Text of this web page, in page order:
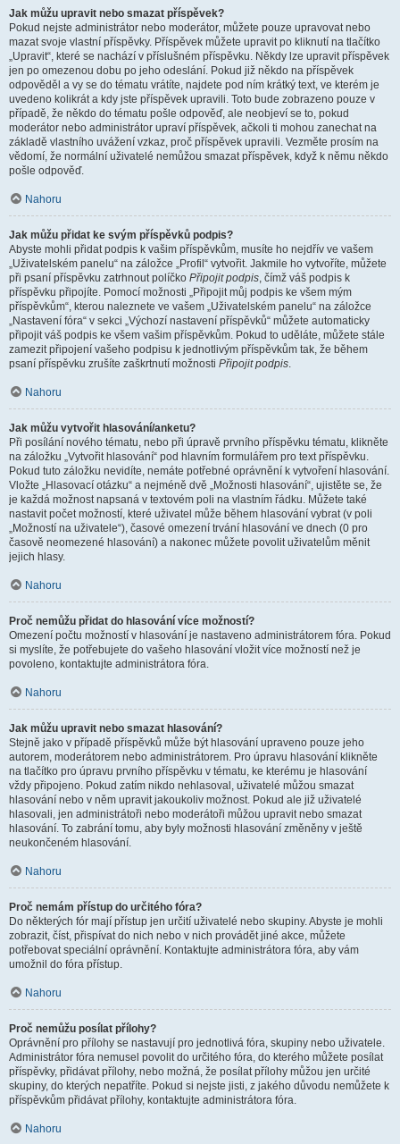
Jak můžu upravit nebo smazat příspěvek?
Pokud nejste administrátor nebo moderátor, můžete pouze upravovat nebo
mazat svoje vlastní příspěvky. Příspěvek můžete upravit po kliknutí na tlačítko
„Upravit“, které se nachází v příslušném příspěvku. Někdy lze upravit příspěvek
jen po omezenou dobu po jeho odeslání. Pokud již někdo na příspěvek
odpověděl a vy se do tématu vrátíte, najdete pod ním krátký text, ve kterém je
uvedeno kolikrát a kdy jste příspěvek upravili. Toto bude zobrazeno pouze v
případě, že někdo do tématu pošle odpověď, ale neobjeví se to, pokud
moderátor nebo administrátor upraví příspěvek, ačkoli ti mohou zanechat na
základě vlastního uvážení vzkaz, proč příspěvek upravili. Vezměte prosím na
vědomí, že normální uživatelé nemůžou smazat příspěvek, když k němu někdo
pošle odpověď.
Nahoru
Jak můžu přidat ke svým příspěvků podpis?
Abyste mohli přidat podpis k vašim příspěvkům, musíte ho nejdřív ve vašem
„Uživatelském panelu“ na záložce „Profil“ vytvořit. Jakmile ho vytvoříte, můžete
při psaní příspěvku zatrhnout políčko Připojit podpis, čímž váš podpis k
příspěvku připojíte. Pomocí možnosti „Připojit můj podpis ke všem mým
příspěvkům“, kterou naleznete ve vašem „Uživatelském panelu“ na záložce
„Nastavení fóra“ v sekci „Výchozí nastavení příspěvků“ můžete automaticky
připojit váš podpis ke všem vašim příspěvkům. Pokud to uděláte, můžete stále
zamezit připojení vašeho podpisu k jednotlivým příspěvkům tak, že během
psaní příspěvku zrušíte zaškrtnutí možnosti Připojit podpis.
Nahoru
Jak můžu vytvořit hlasování/anketu?
Při posílání nového tématu, nebo při úpravě prvního příspěvku tématu, klikněte
na záložku „Vytvořit hlasování“ pod hlavním formulářem pro text příspěvku.
Pokud tuto záložku nevidíte, nemáte potřebné oprávnění k vytvoření hlasování.
Vložte „Hlasovací otázku“ a nejméně dvě „Možnosti hlasování“, ujistěte se, že
je každá možnost napsaná v textovém poli na vlastním řádku. Můžete také
nastavit počet možností, které uživatel může během hlasování vybrat (v poli
„Možností na uživatele“), časové omezení trvání hlasování ve dnech (0 pro
časově neomezené hlasování) a nakonec můžete povolit uživatelům měnit
jejich hlasy.
Nahoru
Proč nemůžu přidat do hlasování více možností?
Omezení počtu možností v hlasování je nastaveno administrátorem fóra. Pokud
si myslíte, že potřebujete do vašeho hlasování vložit více možností než je
povoleno, kontaktujte administrátora fóra.
Nahoru
Jak můžu upravit nebo smazat hlasování?
Stejně jako v případě příspěvků může být hlasování upraveno pouze jeho
autorem, moderátorem nebo administrátorem. Pro úpravu hlasování klikněte
na tlačítko pro úpravu prvního příspěvku v tématu, ke kterému je hlasování
vždy připojeno. Pokud zatím nikdo nehlasoval, uživatelé můžou smazat
hlasování nebo v něm upravit jakoukoliv možnost. Pokud ale již uživatelé
hlasovali, jen administrátoři nebo moderátoři můžou upravit nebo smazat
hlasování. To zabrání tomu, aby byly možnosti hlasování změněny v ještě
neukončeném hlasování.
Nahoru
Proč nemám přístup do určitého fóra?
Do některých fór mají přístup jen určití uživatelé nebo skupiny. Abyste je mohli
zobrazit, číst, přispívat do nich nebo v nich provádět jiné akce, můžete
potřebovat speciální oprávnění. Kontaktujte administrátora fóra, aby vám
umožnil do fóra přístup.
Nahoru
Proč nemůžu posílat přílohy?
Oprávnění pro přílohy se nastavují pro jednotlivá fóra, skupiny nebo uživatele.
Administrátor fóra nemusel povolit do určitého fóra, do kterého můžete posílat
příspěvky, přidávat přílohy, nebo možná, že posílat přílohy můžou jen určité
skupiny, do kterých nepatříte. Pokud si nejste jisti, z jakého důvodu nemůžete k
příspěvkům přidávat přílohy, kontaktujte administrátora fóra.
Nahoru